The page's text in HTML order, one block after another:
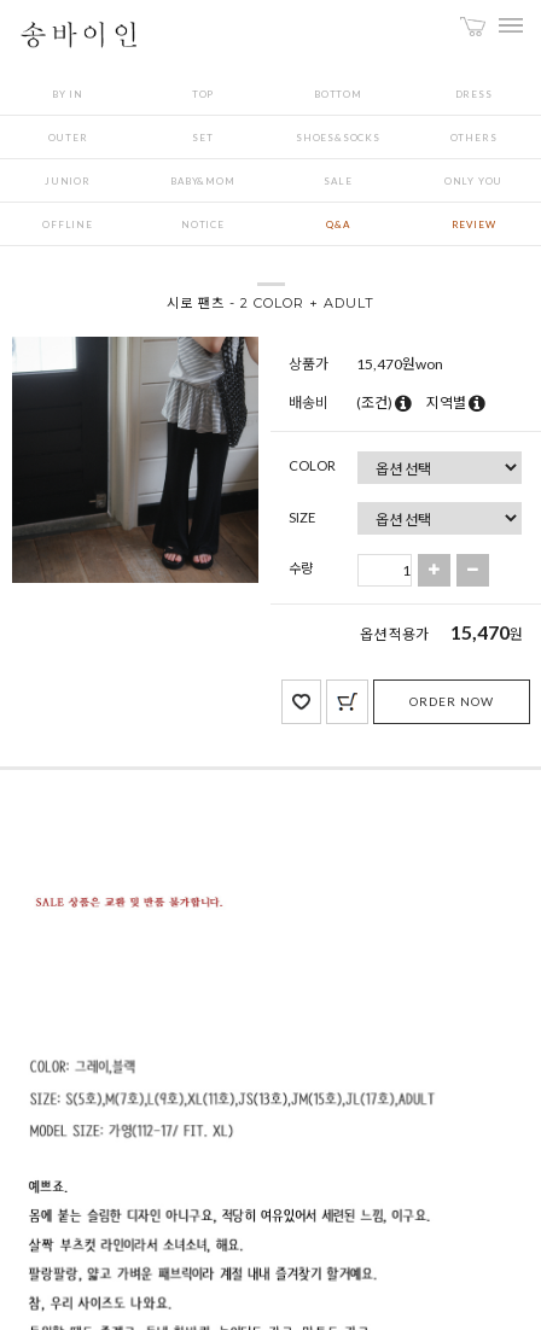
BY IN TOP BOTTOM DRESS
OUTER SET SHOES&SOCKS OTHERS
JUNIOR BABY&MOM SALE ONLY YOU
OFFLINE NOTICE Q&A REVIEW
시로 팬츠 - 2 COLOR + ADULT
상품가 15,470원won
배송비 (조건) 지역별
COLOR
SIZE
수량
옵션 적용가 15,470원
ORDER NOW